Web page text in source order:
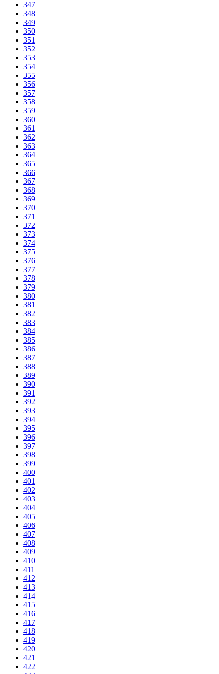
347
348
349
350
351
352
353
354
355
356
357
358
359
360
361
362
363
364
365
366
367
368
369
370
371
372
373
374
375
376
377
378
379
380
381
382
383
384
385
386
387
388
389
390
391
392
393
394
395
396
397
398
399
400
401
402
403
404
405
406
407
408
409
410
411
412
413
414
415
416
417
418
419
420
421
422